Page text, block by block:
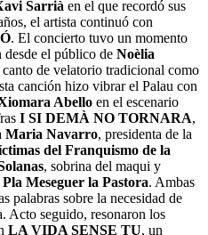
Sarrià en el que recordó sus
el artista continuó con
. El concierto tuvo un momento
desde el público de Noèlia
canto de velatorio tradicional como
canción hizo vibrar el Palau con
Abello en el escenario
I SI DEMÀ NO TORNARA,
Maria Navarro, presidenta de la
del Franquismo de la
, sobrina del maqui y
Pla Meseguer la Pastora. Ambas
palabras sobre la necesidad de
Acto seguido, resonaron los
LA VIDA SENSE TU, un